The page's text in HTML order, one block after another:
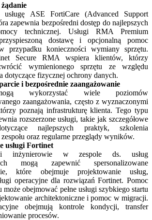
ASE FortiCare (Advanced Support
zapewnia bezpośredni dostęp do najlepszych
technicznej. Usługi RMA Premium
dostawę i opcjonalną pomoc
przypadku konieczności wymiany sprzętu.
Secure RMA wspiera klientów, którzy
wymienionego sprzętu ze względu
dotyczące fizycznej ochrony danych.
i bezpośrednie zaangażowanie
wykorzystać wiele poziomów
zaangażowania, często z wyznaczonymi
poznają infrastrukturę klienta. Tego typu
rozszerzone usługi, takie jak szczegółowe
najlepszych praktyk, szkolenia
oraz regularne przeglądy wyników.
usługi Fortinet
inżynierowie w zespole ds. usług
mogą zapewnić spersonalizowane
które obejmuje projektowanie usług,
operacyjne dla rozwiązań Fortinet. Pomoc
obejmować pełne usługi szybkiego startu
architektoniczne i pomoc w migracji.
obejmują kontrole kondycji, transfer
procesów.